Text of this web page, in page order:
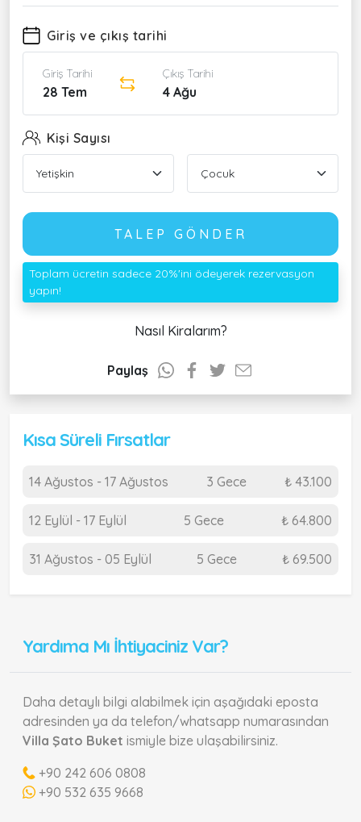
Giriş ve çıkış tarihi
Giriş Tarihi
28 Tem
Çıkış Tarihi
4 Ağu
Kişi Sayısı
TALEP GÖNDER
Toplam ücretin sadece 20%'ini ödeyerek rezervasyon
yapın!
Nasıl Kiralarım?
Paylaş
Kısa Süreli Fırsatlar
14 Ağustos - 17 Ağustos 3 Gece ₺ 43.100
12 Eylül - 17 Eylül 5 Gece ₺ 64.800
31 Ağustos - 05 Eylül 5 Gece ₺ 69.500
Yardıma Mı İhtiyaciniz Var?
Daha detaylı bilgi alabilmek için aşağıdaki eposta
adresinden ya da telefon/whatsapp numarasından
Villa Şato Buket ismiyle bize ulaşabilirsiniz.
+90 242 606 0808
+90 532 635 9668